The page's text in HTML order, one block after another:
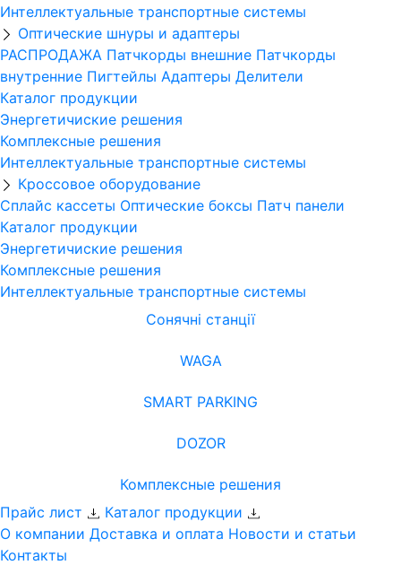
Интеллектуальные транспортные системы
Оптические шнуры и адаптеры
РАСПРОДАЖА Патчкорды внешние Патчкорды
внутренние Пигтейлы Адаптеры Делители
Каталог продукции
Энергетичиские решения
Комплексные решения
Интеллектуальные транспортные системы
Кроссовое оборудование
Сплайс кассеты Оптические боксы Патч панели
Каталог продукции
Энергетичиские решения
Комплексные решения
Интеллектуальные транспортные системы
Сонячні станції
WAGA
SMART PARKING
DOZOR
Комплексные решения
Прайс лист
Каталог продукции
О компании Доставка и оплата Новости и статьи
Контакты